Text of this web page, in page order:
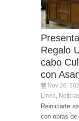
Regalo
cabo
con
Nov 26,
Línea
Reiniciarte
con obras de